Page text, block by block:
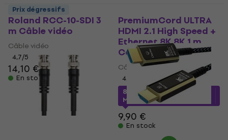
Roland RCC-10-SDI 3
m Câble vidéo
Câble vidéo
4,7/5
14,10 €
En stock
PremiumCord ULTRA
HDMI 2.1 High Speed +
Ethernet 8K 8K 1 m
Câble vidéo
Câble vidéo
4,9
8,81 €avec le code
MUZMUZ-10
9,90 €
En stock
Prix dégressifs